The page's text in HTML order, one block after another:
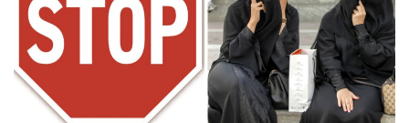
Sex a vztahy
Videa
Sledujte prima+